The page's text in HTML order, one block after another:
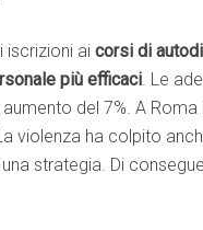
iscrizioni ai corsi di
più efficaci. Le
del 7%. A
violenza ha colpito
strategia. Di